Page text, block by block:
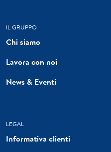
IL GRUPPO
Chi siamo
Lavora con noi
News & Eventi
LEGAL
Informativa clienti